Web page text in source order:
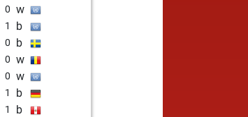
0 w
1 b
0 b
0 w
0 w
1 b
1 b